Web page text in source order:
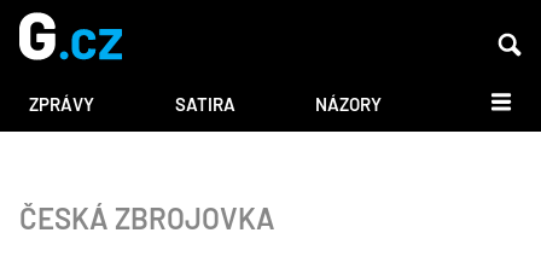
ZPRÁVY SATIRA NÁZORY DALŠÍ
ČESKÁ ZBROJOVKA